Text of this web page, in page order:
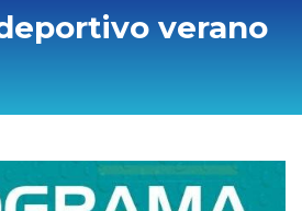
verano